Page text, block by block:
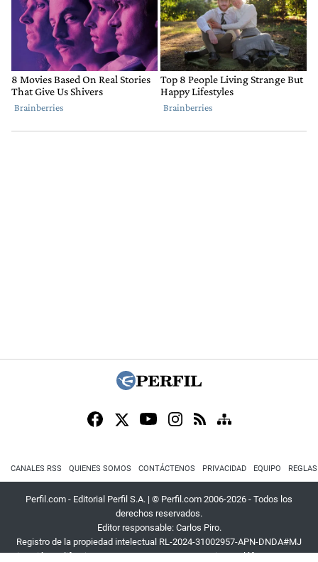
CANALES RSS QUIENES SOMOS CONTÁCTENOS PRIVACIDAD EQUIPO
Perfil.com - Editorial Perfil S.A. | © Perfil.com 2006-2026 - Todos los
derechos reservados.
Editor responsable: Carlos Piro.
Registro de la propiedad intelectual RL-2024-31002957-APN-DNDA#MJ
Dirección:California 2715,C1289ABI,CABA, Argentina| Teléfono:+54 9 11